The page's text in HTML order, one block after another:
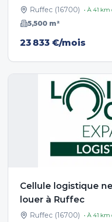
Ruffec (16700) • À 41 km
5,500 m²
23 833 €/mois
Cellule logistique
louer à Ruffec
Ruffec (16700) • À 41 km